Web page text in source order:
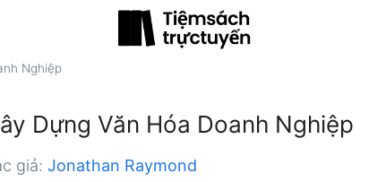
Nghiệp
Dựng Văn Hóa Doanh Nghiệp
giả: Jonathan Raymond